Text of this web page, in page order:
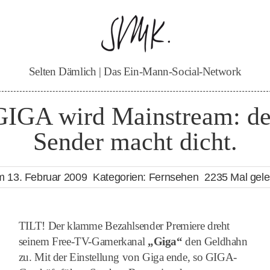
Selten Dämlich | Das Ein-Mann-Social-Network
wird Mainstream:
Sender macht dicht.
13. Februar 2009 Kategorien: Fernsehen 2235 Mal
TILT! Der klamme Bezahlsender Premiere dreht
seinem Free-TV-Gamerkanal „Giga“ den Geldhahn
zu. Mit der Einstellung von Giga ende, so GIGA-